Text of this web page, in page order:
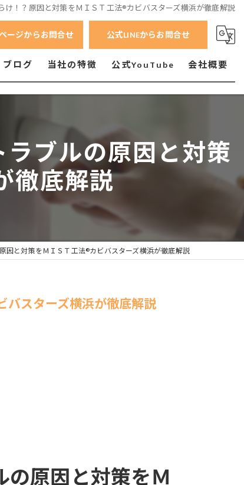
け！？原因と対策をＭＩＳＴ工法®カビバスターズ横浜が徹底解説
ージからお問合せ 公式LINEからお問合せ
ブログ 当社の特徴
横須賀市のカビ
相模原市のカビ
小田原市のカビ
公式YouTube 会社概要
ブルの原因と対策
徹底解説
と対策をＭＩＳＴ工法®カビバスターズ横浜が徹底解説
バスターズ横浜が徹底解説